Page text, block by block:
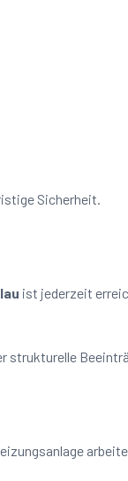
Sicherheit.
ist jederzeit
strukturelle